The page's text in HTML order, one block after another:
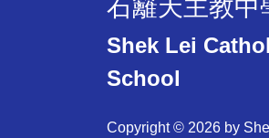
石籬天主教中
Shek Lei
School
Copyright © 2026 by